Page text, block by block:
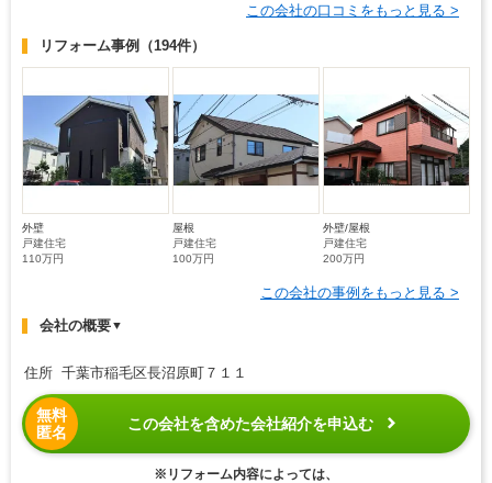
この会社の口コミをもっと見る >
リフォーム事例 （194件）
外壁
戸建住宅
110万円
屋根
戸建住宅
100万円
外壁/屋根
戸建住宅
200万円
この会社の事例をもっと見る >
会社の概要▼
住所 千葉市稲毛区長沼原町７１１
無料
匿名
この会社を含めた会社紹介を申込む
※リフォーム内容によっては、